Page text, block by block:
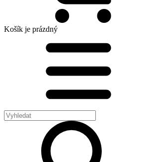
Košík je prázdný